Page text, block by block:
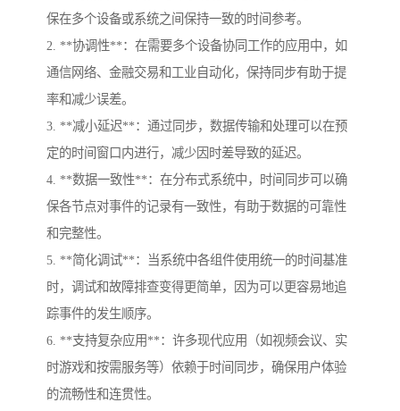
保在多个设备或系统之间保持一致的时间参考。
2. **协调性**：在需要多个设备协同工作的应用中，如
通信网络、金融交易和工业自动化，保持同步有助于提
率和减少误差。
3. **减小延迟**：通过同步，数据传输和处理可以在预
定的时间窗口内进行，减少因时差导致的延迟。
4. **数据一致性**：在分布式系统中，时间同步可以确
保各节点对事件的记录有一致性，有助于数据的可靠性
和完整性。
5. **简化调试**：当系统中各组件使用统一的时间基准
时，调试和故障排查变得更简单，因为可以更容易地追
踪事件的发生顺序。
6. **支持复杂应用**：许多现代应用（如视频会议、实
时游戏和按需服务等）依赖于时间同步，确保用户体验
的流畅性和连贯性。